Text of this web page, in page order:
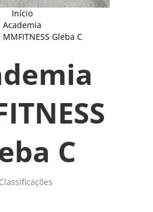
Início
Academia
Gleba C
C